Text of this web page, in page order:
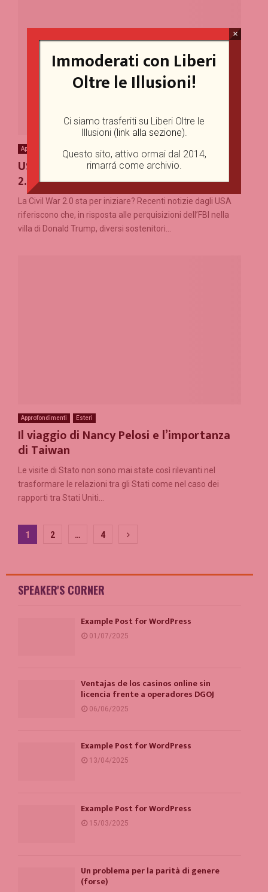
Approfondimenti
USA: la Seconda Guerra Civile (Civil War
2.0)?
La Civil War 2.0 sta per iniziare? Recenti notizie dagli USA
riferiscono che, in risposta alle perquisizioni dell’FBI nella
villa di Donald Trump, diversi sostenitori...
Approfondimenti Esteri
Il viaggio di Nancy Pelosi e l’importanza
di Taiwan
Le visite di Stato non sono mai state così rilevanti nel
trasformare le relazioni tra gli Stati come nel caso dei
rapporti tra Stati Uniti...
Paginazione
articoli
1 2 … 4
SPEAKER'S CORNER
Example Post for WordPress
01/07/2025
Ventajas de los casinos online sin
licencia frente a operadores DGOJ
06/06/2025
Example Post for WordPress
13/04/2025
Example Post for WordPress
15/03/2025
Un problema per la parità di genere
(forse)
Immoderati con Liberi
Oltre le Illusioni!
Ci siamo trasferiti su Liberi Oltre le
Illusioni (link alla sezione).
Questo sito, attivo ormai dal 2014,
rimarrá come archivio.
×